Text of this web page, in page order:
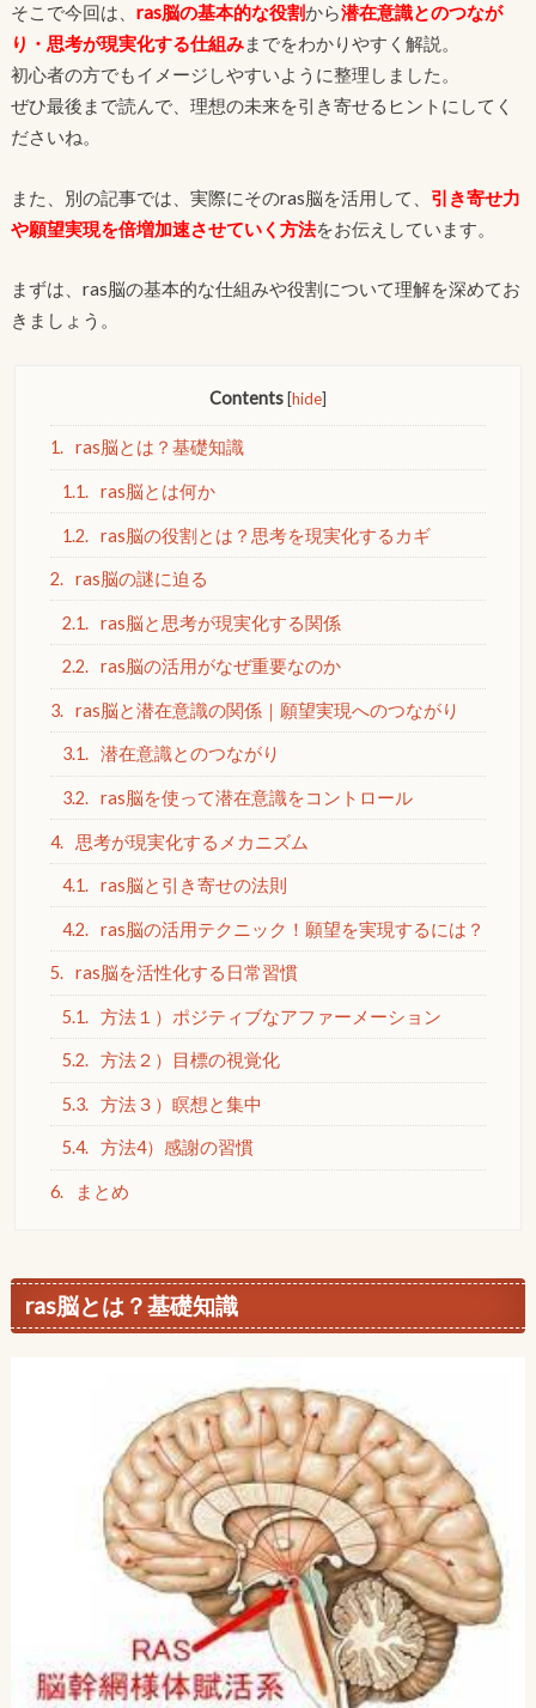
そこで今回は、 ras脳の基本的な役割から潜在意識とのつなが
り・思考が現実化する仕組みまでをわかりやすく解説。
初心者の方でもイメージしやすいように整理しました。
ぜひ最後まで読んで、理想の未来を引き寄せるヒントにしてく
ださいね。
また、別の記事では、実際にそのras脳を活用して、 引き寄せ力
や願望実現を倍増加速させていく方法をお伝えしています。
まずは、ras脳の基本的な仕組みや役割について理解を深めてお
きましょう。
Contents [hide]
1. ras脳とは？基礎知識
1.1. ras脳とは何か
1.2. ras脳の役割とは？思考を現実化するカギ
2. ras脳の謎に迫る
2.1. ras脳と思考が現実化する関係
2.2. ras脳の活用がなぜ重要なのか
3. ras脳と潜在意識の関係｜願望実現へのつながり
3.1. 潜在意識とのつながり
3.2. ras脳を使って潜在意識をコントロール
4. 思考が現実化するメカニズム
4.1. ras脳と引き寄せの法則
4.2. ras脳の活用テクニック！願望を実現するには？
5. ras脳を活性化する日常習慣
5.1. 方法１）ポジティブなアファーメーション
5.2. 方法２）目標の視覚化
5.3. 方法３）瞑想と集中
5.4. 方法4）感謝の習慣
6. まとめ
ras脳とは？基礎知識